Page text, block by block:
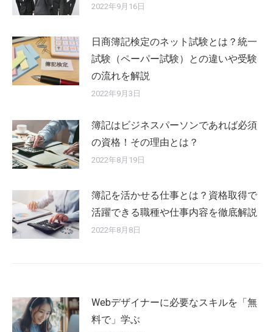
2022年9月16日
日商簿記検定のネット試験とは？統一
試験（ペーパー試験）との違いや受験
の流れを解説
2022年9月3日
簿記はビジネスパーソンであれば必須
の資格！その理由とは？
2022年8月19日
簿記を活かせる仕事とは？資格取得で
活躍できる職種や仕事内容を徹底解説
2022年8月8日
Webデザイナーに必要なスキルを「無
料で」学ぶ